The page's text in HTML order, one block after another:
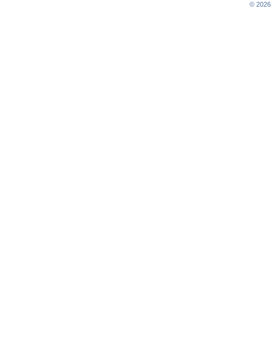
© 2026